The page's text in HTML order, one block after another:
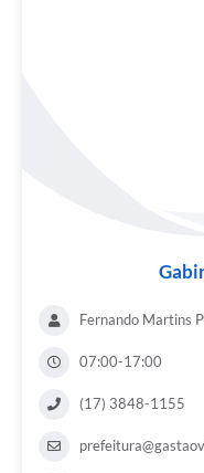
Fernando Martins
07:00-17:00
(17) 3848-1155